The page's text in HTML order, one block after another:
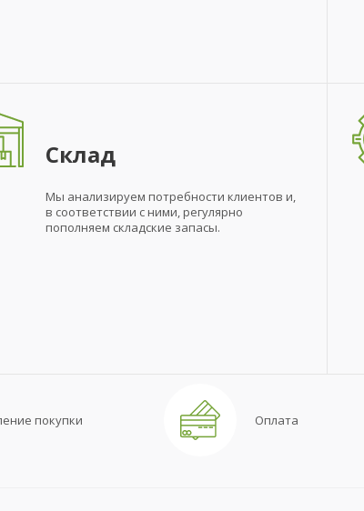
Склад
Мы анализируем потребности клиентов и,
в соответствии с ними, регулярно
пополняем складские запасы.
покупки Оплата